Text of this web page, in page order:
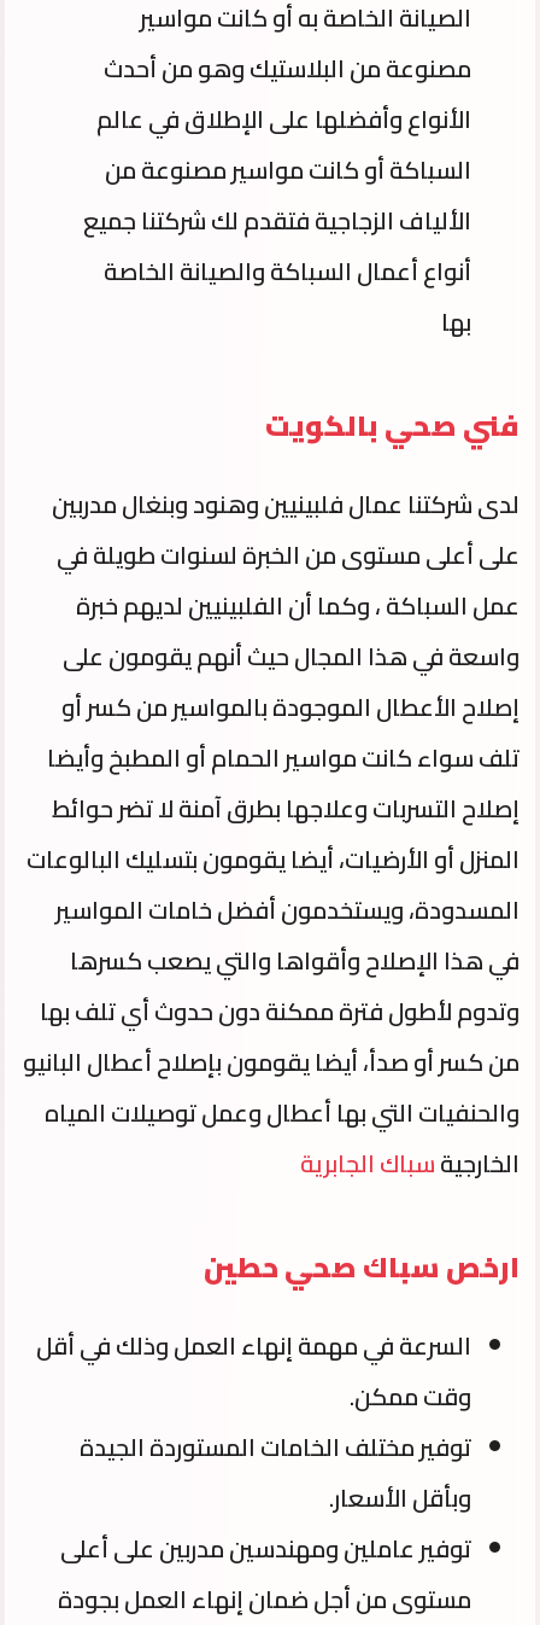
الصيانة الخاصة به أو كانت مواسير
مصنوعة من البلاستيك وهو من أحدث
الأنواع وأفضلها على الإطلاق في عالم
السباكة أو كانت مواسير مصنوعة من
الألياف الزجاجية فتقدم لك شركتنا جميع
أنواع أعمال السباكة والصيانة الخاصة
بها
فني صحي بالكويت
لدى شركتنا عمال فلبينيين وهنود وبنغال مدربين
على أعلى مستوى من الخبرة لسنوات طويلة في
عمل السباكة ، وكما أن الفلبينيين لديهم خبرة
واسعة في هذا المجال حيث أنهم يقومون على
إصلاح الأعطال الموجودة بالمواسير من كسر أو
تلف سواء كانت مواسير الحمام أو المطبخ وأيضا
إصلاح التسربات وعلاجها بطرق آمنة لا تضر حوائط
المنزل أو الأرضيات، أيضا يقومون بتسليك البالوعات
المسدودة، ويستخدمون أفضل خامات المواسير
في هذا الإصلاح وأقواها والتي يصعب كسرها
وتدوم لأطول فترة ممكنة دون حدوث أي تلف بها
من كسر أو صدأ، أيضا يقومون بإصلاح أعطال البانيو
والحنفيات التي بها أعطال وعمل توصيلات المياه
الخارجيةسباك الجابرية
ارخص سباك صحي حطين
السرعة في مهمة إنهاء العمل وذلك في أقل
وقت ممكن.
توفير مختلف الخامات المستوردة الجيدة
وبأقل الأسعار.
توفير عاملين ومهندسين مدربين على أعلى
مستوى من أجل ضمان إنهاء العمل بجودة